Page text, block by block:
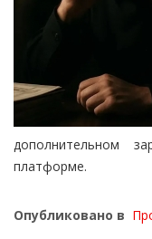
дополнительном
платформе.
Опубликовано в